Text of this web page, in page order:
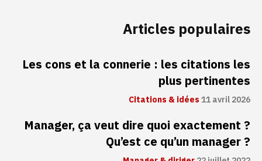
Articles populaires
Les cons et la connerie : les citations les
plus pertinentes
Citations & idées11 avril 2026
Manager, ça veut dire quoi exactement ?
Qu’est ce qu’un manager ?